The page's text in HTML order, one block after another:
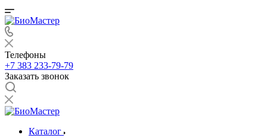
Телефоны
+7 383 233-79-79
Заказать звонок
Каталог